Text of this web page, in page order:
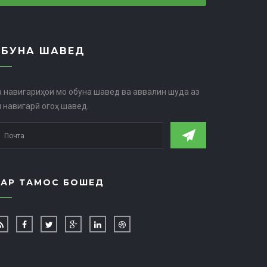
ШАВЕД
навигариҳои мо обуна шавед ва аввалин шуда аз
навигарӣ огоҳ шавед.
ТАМОС БОШЕД